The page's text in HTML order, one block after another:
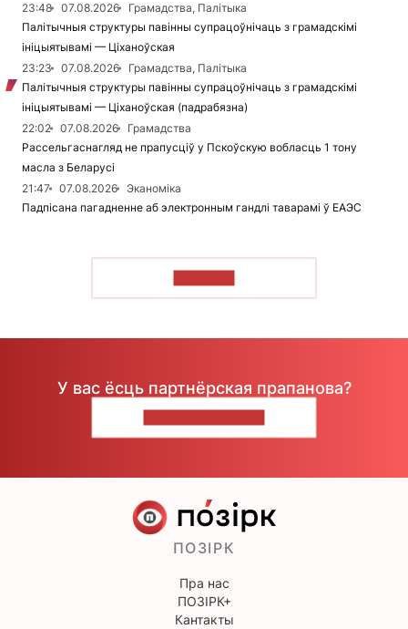
23:48
07.08.2026
Грамадства, Палітыка
Палітычныя структуры павінны супрацоўнічаць з грамадскімі
ініцыятывамі — Ціханоўская
23:23
07.08.2026
Грамадства, Палітыка
Палітычныя структуры павінны супрацоўнічаць з грамадскімі
ініцыятывамі — Ціханоўская (падрабязна)
22:02
07.08.2026
Грамадства
Рассельгаснагляд не прапусціў у Пскоўскую вобласць 1 тону
масла з Беларусі
21:47
07.08.2026
Эканоміка
Падпісана пагадненне аб электронным гандлі таварамі ў ЕАЭС
У вас ёсць партнёрская прапанова?
ПОЗІРК
Пра нас
ПОЗІРК+
Кантакты